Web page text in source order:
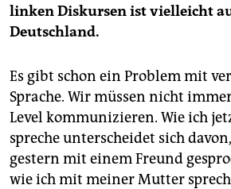
linken Diskursen ist vielleicht
Deutschland.
Es gibt schon ein Problem mit
Sprache. Wir müssen nicht
Level kommunizieren. Wie ich
spreche unterscheidet sich
gestern mit einem Freund
wie ich mit meiner Mutter